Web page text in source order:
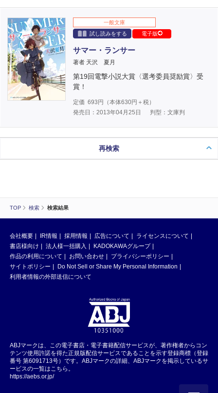
TOP 検索 検索結果
一般文庫
試し読みをする
電子版
サマー・ランサー
著者 天沢 夏月
第19回電撃小説大賞〈選考委員奨励賞〉受
賞！
定価 693 円（本体630円＋税）
発売日：2013年04月25日
判型：文庫判
再検索
会社概要 IR情報 採用情報 広告について
ライセンスについて
書店様向け
法人様一括購入
KADOKAWAグループ
作品の利用について
お問い合わせ
プライバシーポリシー
サイトポリシー
Do Not Sell or Share My Personal Information
利用者情報の外部送信について
ABJマークは、この電子書店・電子書籍配信サービスが、著作権者からコン
テンツ使用許諾を得た正規版配信サービスであることを示す登録商標（登録
番号 第6091713号）です。ABJマークの詳細、ABJマークを掲示しているサ
ービスの一覧はこちら。
https://aebs.or.jp/